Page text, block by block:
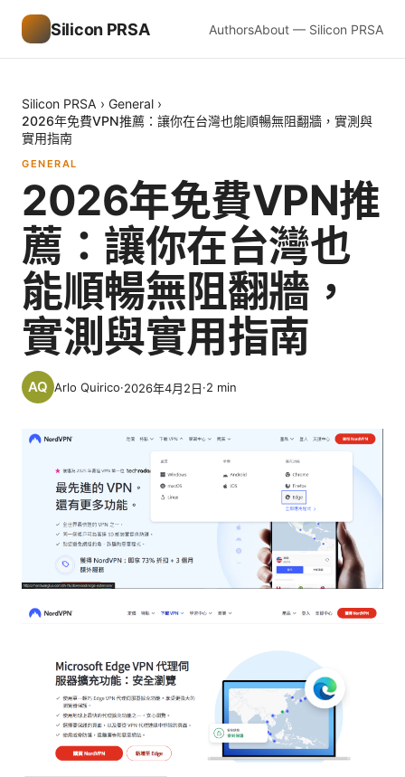
Silicon PRSA AuthorsAbout — Silicon PRSA
Silicon PRSA › General ›
2026年免費VPN推薦：讓你在台灣也能順暢無阻翻牆，實測與
實用指南
GENERAL
2026年免費VPN推
薦：讓你在台灣也
能順暢無阻翻牆，
實測與實用指南
Arlo Quirico·2026年4月2日·2 min